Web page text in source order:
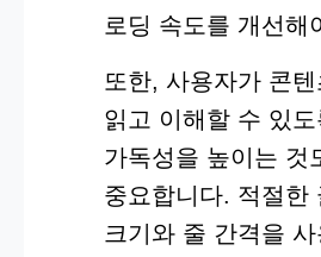
로딩 속도를 개선해
또한, 사용자가 콘텐
읽고 이해할 수 있도
가독성을 높이는 것
중요합니다. 적절한
크기와 줄 간격을